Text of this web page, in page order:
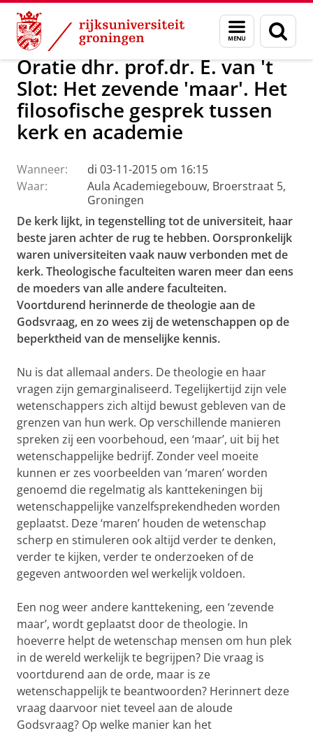
Skip
Content
Skip
Navigation
Menu
en
zoeken
Over ons Actueel Evenementen Oraties
Oratie dhr. prof.dr. E. van 't
Slot: Het zevende 'maar'. Het
filosofische gesprek tussen
kerk en academie
Wanneer:
di 03-11-2015 om 16:15
Waar:
Aula Academiegebouw, Broerstraat 5,
Groningen
De kerk lijkt, in tegenstelling tot de universiteit, haar
beste jaren achter de rug te hebben. Oorspronkelijk
waren universiteiten vaak nauw verbonden met de
kerk. Theologische faculteiten waren meer dan eens
de moeders van alle andere faculteiten.
Voortdurend herinnerde de theologie aan de
Godsvraag, en zo wees zij de wetenschappen op de
beperktheid van de menselijke kennis.
Nu is dat allemaal anders. De theologie en haar
vragen zijn gemarginaliseerd. Tegelijkertijd zijn vele
wetenschappers zich altijd bewust gebleven van de
grenzen van hun werk. Op verschillende manieren
spreken zij een voorbehoud, een ‘maar’, uit bij het
wetenschappelijke bedrijf. Zonder veel moeite
kunnen er zes voorbeelden van ‘maren’ worden
genoemd die regelmatig als kanttekeningen bij
wetenschappelijke vanzelfsprekendheden worden
geplaatst. Deze ‘maren’ houden de wetenschap
scherp en stimuleren ook altijd verder te denken,
verder te kijken, verder te onderzoeken of de
gegeven antwoorden wel werkelijk voldoen.
Een nog weer andere kanttekening, een ‘zevende
maar’, wordt geplaatst door de theologie. In
hoeverre helpt de wetenschap mensen om hun plek
in de wereld werkelijk te begrijpen? Die vraag is
voortdurend aan de orde, maar is ze
wetenschappelijk te beantwoorden? Herinnert deze
vraag daarvoor niet teveel aan de aloude
Godsvraag? Op welke manier kan het